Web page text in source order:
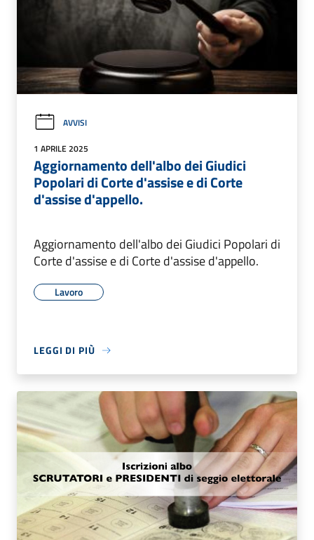
AVVISI
1 APRILE 2025
Aggiornamento dell'albo dei Giudici
Popolari di Corte d'assise e di Corte
d'assise d'appello.
Aggiornamento dell'albo dei Giudici Popolari di
Corte d'assise e di Corte d'assise d'appello.
Lavoro
LEGGI DI PIÙ